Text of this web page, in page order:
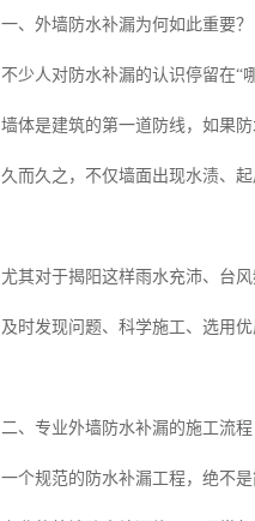
一、外墙防水补漏为何如此重要？
不少人对防水补漏的认识停留在“
墙体是建筑的第一道防线，如果
久而久之，不仅墙面出现水渍、
尤其对于揭阳这样雨水充沛、台
及时发现问题、科学施工、选用
二、专业外墙防水补漏的施工流程
一个规范的防水补漏工程，绝不